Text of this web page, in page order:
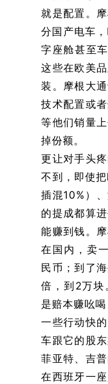
就是配置。
分国产电车
字座舱甚至
这些在欧美
装。摩根大
技术配置或
等他们销量
掉份额。
更让对手头
不到，即使
插混10%）
的提成都算
能赚到钱。
在国内，卖
民币；到了
倍，到2万块
是赔本赚吆喝
一些行动快
车跟它的股
菲亚特、吉
在西班牙一